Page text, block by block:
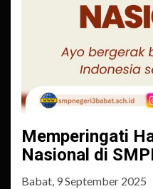
Memperingati
Nasional di
Babat, 9 September 2025